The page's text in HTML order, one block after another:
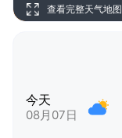
查看完整天气地图
今天
08月07日